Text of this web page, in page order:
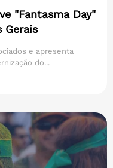
"Fantasma Day"
Gerais
e apresenta
do...